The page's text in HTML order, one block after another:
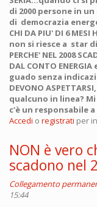
di 2000 persone in
di democrazia
CHI DA PIU' DI 6
non si riesce a star
PERCHE' NEL 2008
DAL CONTO
guado senza
DEVONO
qualcuno in linea?
c'è un responsabile
Accedi o registrati per
NON è vero
scadono nel
Collegamento
15:44